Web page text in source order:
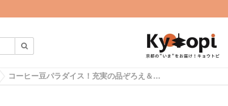
コーヒー豆パラダイス！充実の品ぞろえ＆その場で焙煎にワクワク「ニシナ屋珈琲 千本丸太町焙煎所」【開店】